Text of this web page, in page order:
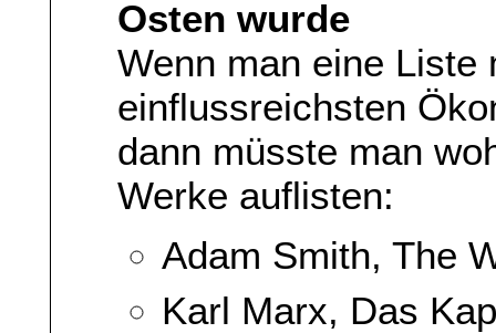
Osten wurde
Wenn man eine Liste
einflussreichsten
dann müsste man
Werke auflisten:
Adam Smith, The
Karl Marx, Das